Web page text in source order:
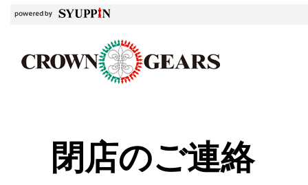
閉店のご連絡